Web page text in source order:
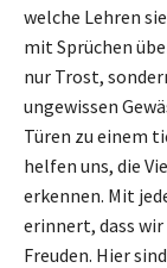
welche Lehren
mit Sprüchen
nur Trost,
ungewissen
Türen zu einem
helfen uns, die
erkennen. Mit
erinnert, dass
Freuden. Hier